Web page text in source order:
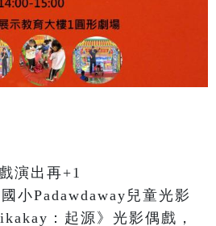
演出再+1
小Padawdaway兒童光影
：起源》光影偶戲，